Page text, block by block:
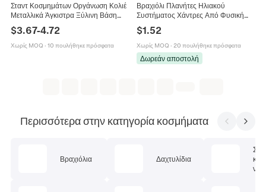
Σταντ Κοσμημάτων Οργάνωση Κολιέ
Μεταλλικά Άγκιστρα Ξύλινη Βάση
Αφαιρούμενο Ράφι Για Σκουλαρίκια
$3.67-4.72
Χωρίς MOQ · 10 πουλήθηκε πρόσφατα
Βραχιόλι Πλανήτες Ηλιακού
Συστήματος Χάντρες Από Φυσική
Πέτρα Και Ξύλο Σύμπαν Γαλαξίας
Κόσμημα Χειροποίητο Άνδρες
Γυναίκες
$1.52
Χωρίς MOQ · 20 πουλήθηκε πρόσφατα
Δωρεάν αποστολή
Περισσότερα στην κατηγορία κοσμήματα
Βραχιόλια Δαχτυλίδια
Σετ
ν